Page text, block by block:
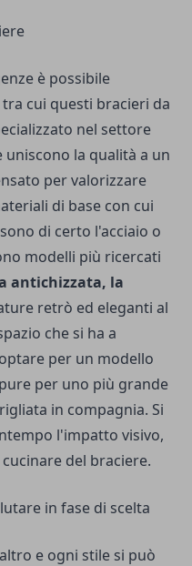
è possibile
cui questi bracieri da
nel settore
uniscono la qualità a un
per valorizzare
di base con cui
di certo l'acciaio o
modelli più ricercati
antichizzata, la
retrò ed eleganti al
che si ha a
per un modello
per uno più grande
in compagnia. Si
l'impatto visivo,
del braciere.
in fase di scelta
e ogni stile si può